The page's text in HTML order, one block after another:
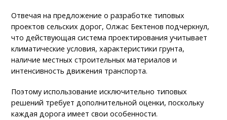
Отвечая на предложение о разработке типовых
проектов сельских дорог, Олжас Бектенов подчеркнул,
что действующая система проектирования учитывает
климатические условия, характеристики грунта,
наличие местных строительных материалов и
интенсивность движения транспорта.
Поэтому использование исключительно типовых
решений требует дополнительной оценки, поскольку
каждая дорога имеет свои особенности.